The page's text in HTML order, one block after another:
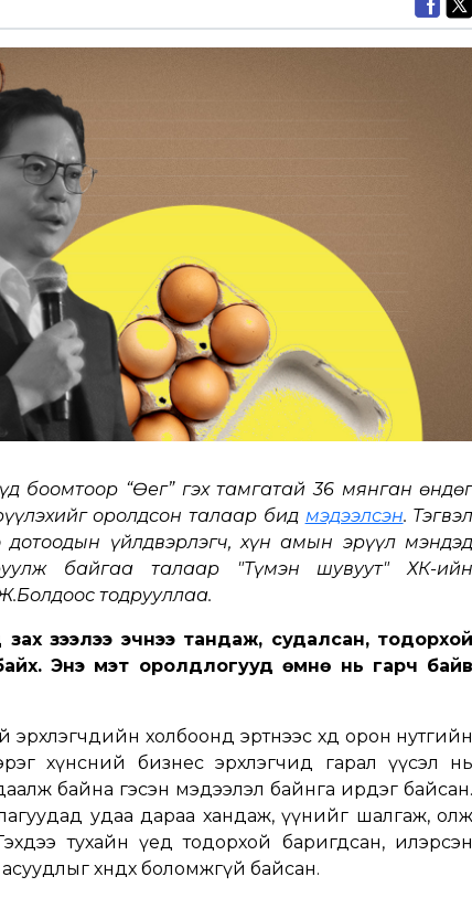
боомтоор “Өег” гэх тамгатай 36 мянган
оролдсон талаар бид мэдээлсэн. Тэгвэл
дотоодын үйлдвэрлэгч, хүн амын эрүүл мэндэд
байгаа талаар "Түмэн шувуут" ХК-ийн
тодрууллаа.
зах зээлээ эчнээ тандаж, судалсан, тодорхой
Энэ мэт оролдлогууд өмнө нь гарч байв
холбоонд эртнээс хөдөө орон нутгийн
хүнсний бизнес эрхлэгчид гарал үүсэл нь
байна гэсэн мэдээлэл байнга ирдэг байсан.
удаа дараа хандаж, үүнийг шалгаж, олж
Гэхдээ тухайн үед тодорхой баригдсан, илэрсэн
хөндөх боломжгүй байсан.